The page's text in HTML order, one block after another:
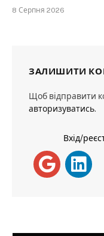
8 Серпня 2026
ЗАЛИШИТИ
Щоб відправити
авторизуватись.
Вхід/